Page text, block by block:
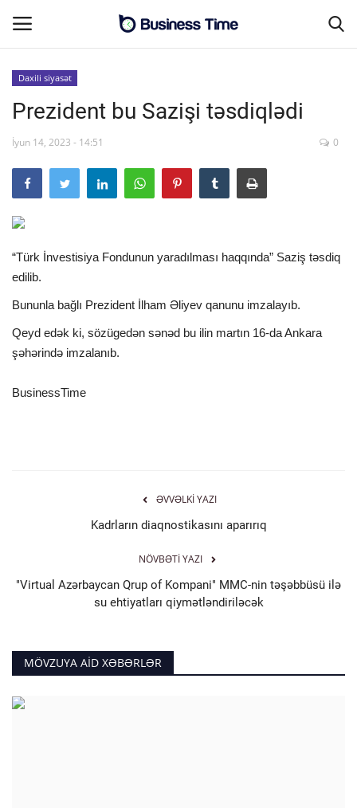
Əsas səhifə
Əlaqə
MALİYYƏ-BİZNES
SƏNAYE-İNFRASTRUKTUR
CƏMİYYƏT
ENERGETİKA
SİYASƏT
İDMAN
Daxili siyasət
Prezident bu Sazişi təsdiqlədi
İyun 14, 2023 - 14:51 0
“Türk İnvestisiya Fondunun yaradılması haqqında” Saziş təsdiq
edilib.
Bununla bağlı Prezident İlham Əliyev qanunu imzalayıb.
Qeyd edək ki, sözügedən sənəd bu ilin martın 16-da Ankara
şəhərində imzalanıb.
BusinessTime
ƏVVƏLKI YAZI
Kadrların diaqnostikasını aparırıq
NÖVBƏTI YAZI
"Virtual Azərbaycan Qrup of Kompani" MMC-nin təşəbbüsü ilə
su ehtiyatları qiymətləndiriləcək
MÖVZUYA AID XƏBƏRLƏR